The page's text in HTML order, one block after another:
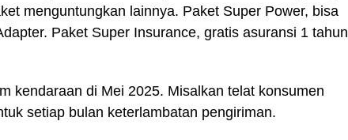
menguntungkan lainnya. Paket Super Power, bisa
Paket Super Insurance, gratis asuransi 1 tahun
kendaraan di Mei 2025. Misalkan telat konsumen
setiap bulan keterlambatan pengiriman.